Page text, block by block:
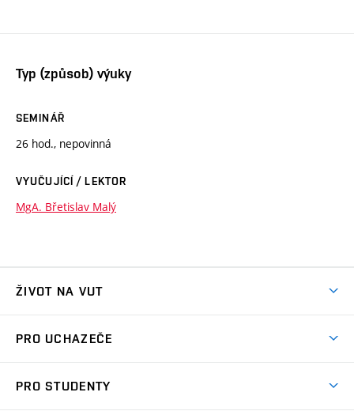
Typ (způsob) výuky
SEMINÁŘ
26 hod., nepovinná
VYUČUJÍCÍ / LEKTOR
MgA. Břetislav Malý
ŽIVOT NA VUT
Koleje
PRO UCHAZEČE
PRO STUDENTY